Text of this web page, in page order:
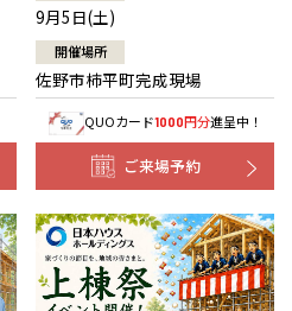
9月5日(土)
開催場所
佐野市柿平町完成現場
QUOカード1000円分進呈中！
ご来場予約